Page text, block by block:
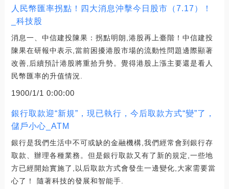
人民幣匯率拐點！四大消息沖擊今日股市（7.17）！
_科技股
消息一、中信建投陳果：拐點明朗,港股再上臺階！中信建投
陳果在研報中表示,當前困擾港股市場的流動性問題邊際顯著
改善,后續預計港股將重拾升勢。覺得港股上漲主要還是看人
民幣匯率的升值情況.
1900/1/1 0:00:00
銀行取款迎“新規”，現已執行，今后取款方式“變”了，
儲戶小心_ATM
銀行是我們生活中不可或缺的金融機構,我們經常會到銀行存
取款、辦理各種業務。但是銀行取款又有了新的規定,一些地
方已經開始實施了,以后取款方式會發生一邊變化,大家需要當
心了！ 隨著科技的發展和智能手.